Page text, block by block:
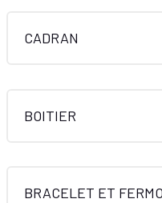
CADRAN
BOITIER
BRACELET ET